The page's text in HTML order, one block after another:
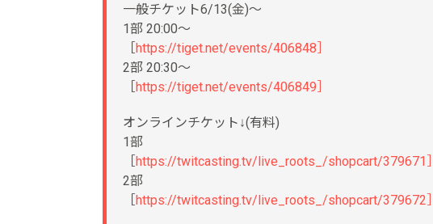
一般チケット6/13(金)〜
1部 20:00〜
https://tiget.net/events/406848］
2部 20:30〜
https://tiget.net/events/406849］
オンラインチケット↓(有料)
1部
https://twitcasting.tv/live_roots_/shopcart/379671］
2部
https://twitcasting.tv/live_roots_/shopcart/379672］